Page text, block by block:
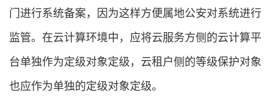
门进行系统备案，因为这样方便属地公安对系统进行
监管。在云计算环境中，应将云服务方侧的云计算平
台单独作为定级对象定级，云租户侧的等级保护对象
也应作为单独的定级对象定级。